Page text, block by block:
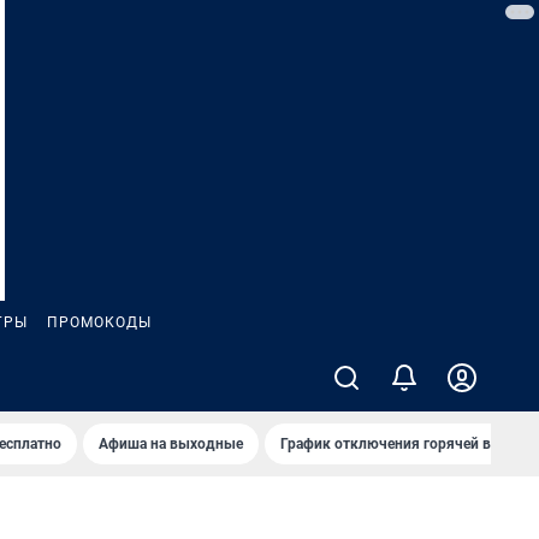
ПРОМОКОДЫ
Афиша на выходные График отключения горячей воды в